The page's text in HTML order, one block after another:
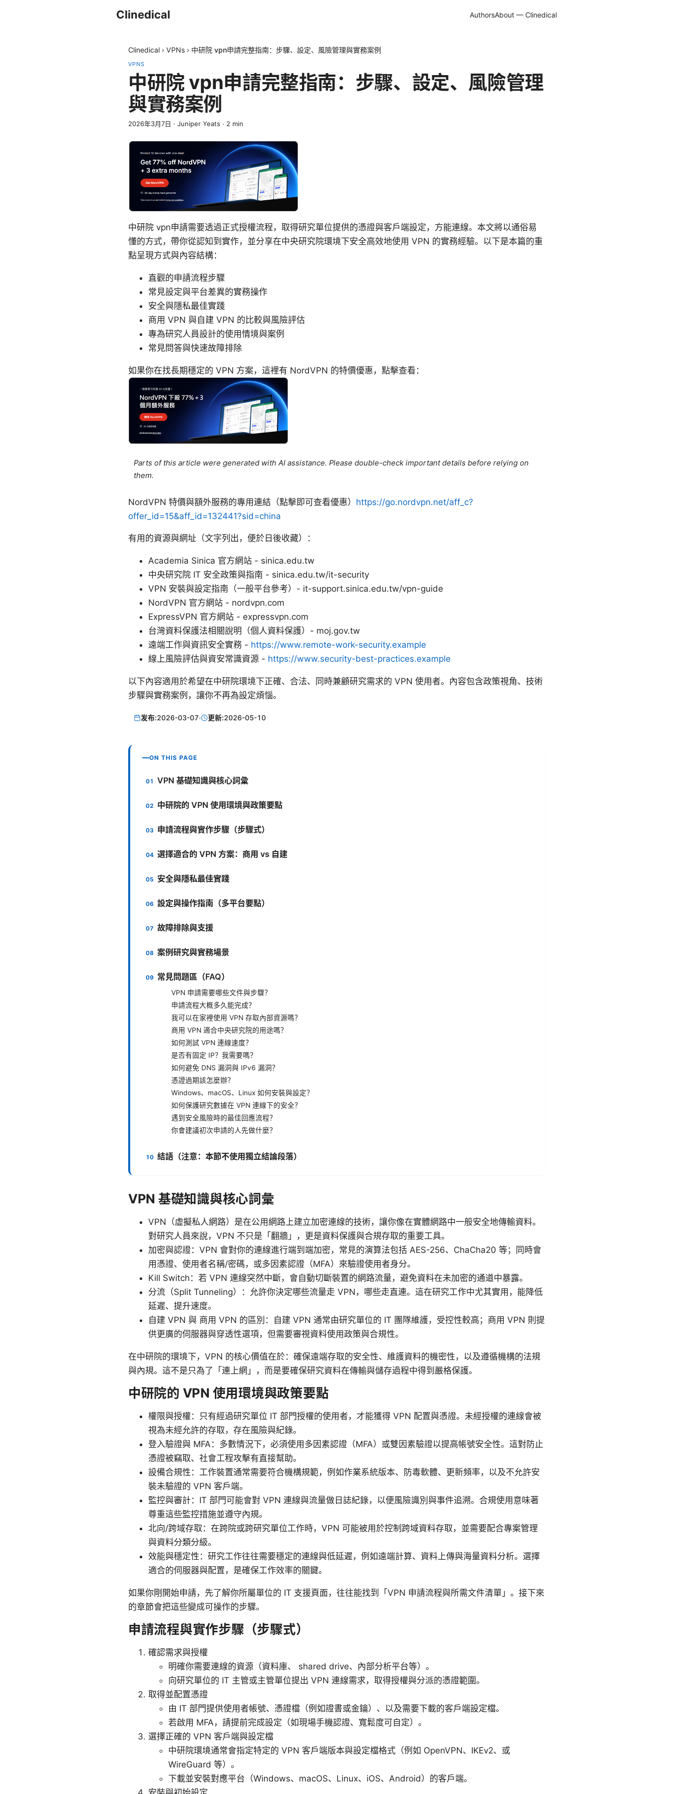
Clinedical AuthorsAbout — Clinedical
Clinedical › VPNs › 中研院 vpn申請完整指南：步驟、設定、風險管理與實務案例
VPNS
中研院 vpn申請完整指南：步驟、設定、風險管理
與實務案例
2026年3月7日 · Juniper Yeats · 2 min
中研院 vpn申請需要透過正式授權流程，取得研究單位提供的憑證與客戶端設定，方能連線。本文將以通俗易
懂的方式，帶你從認知到實作，並分享在中央研究院環境下安全高效地使用 VPN 的實務經驗。以下是本篇的重
點呈現方式與內容結構：
直觀的申請流程步驟
常見設定與平台差異的實務操作
安全與隱私最佳實踐
商用 VPN 與自建 VPN 的比較與風險評估
專為研究人員設計的使用情境與案例
常見問答與快速故障排除
如果你在找長期穩定的 VPN 方案，這裡有 NordVPN 的特價優惠，點擊查看：
Parts of this article were generated with AI assistance. Please double-check important details before relying on
them.
NordVPN 特價與額外服務的專用連結（點擊即可查看優惠） https://go.nordvpn.net/aff_c?
offer_id=15&aff_id=132441?sid=china
有用的資源與網址（文字列出，便於日後收藏）：
Academia Sinica 官方網站 - sinica.edu.tw
中央研究院 IT 安全政策與指南 - sinica.edu.tw/it-security
VPN 安裝與設定指南（一般平台參考）- it-support.sinica.edu.tw/vpn-guide
NordVPN 官方網站 - nordvpn.com
ExpressVPN 官方網站 - expressvpn.com
台灣資料保護法相關說明（個人資料保護）- moj.gov.tw
遠端工作與資訊安全實務 - https://www.remote-work-security.example
線上風險評估與資安常識資源 - https://www.security-best-practices.example
以下內容適用於希望在中研院環境下正確、合法、同時兼顧研究需求的 VPN 使用者。內容包含政策視角、技術
步驟與實務案例，讓你不再為設定煩惱。
发布:2026-03-07· 更新:2026-05-10
ON THIS PAGE
VPN 基礎知識與核心詞彙
中研院的 VPN 使用環境與政策要點
申請流程與實作步驟（步驟式）
選擇適合的 VPN 方案：商用 vs 自建
安全與隱私最佳實踐
設定與操作指南（多平台要點）
故障排除與支援
案例研究與實務場景
常見問題區（FAQ）
VPN 申請需要哪些文件與步驟？
申請流程大概多久能完成？
我可以在家裡使用 VPN 存取內部資源嗎？
商用 VPN 適合中央研究院的用途嗎？
如何測試 VPN 連線速度？
是否有固定 IP？我需要嗎？
如何避免 DNS 漏洞與 IPv6 漏洞？
憑證過期該怎麼辦？
Windows、macOS、Linux 如何安裝與設定？
如何保護研究數據在 VPN 連線下的安全？
遇到安全風險時的最佳回應流程？
你會建議初次申請的人先做什麼？
結語（注意：本節不使用獨立結論段落）
VPN 基礎知識與核心詞彙
VPN（虛擬私人網路）是在公用網路上建立加密連線的技術，讓你像在實體網路中一般安全地傳輸資料。
對研究人員來說，VPN 不只是「翻牆」，更是資料保護與合規存取的重要工具。
加密與認證：VPN 會對你的連線進行端到端加密，常見的演算法包括 AES-256、ChaCha20 等；同時會
用憑證、使用者名稱/密碼，或多因素認證（MFA）來驗證使用者身分。
Kill Switch：若 VPN 連線突然中斷，會自動切斷裝置的網路流量，避免資料在未加密的通道中暴露。
分流（Split Tunneling）：允許你決定哪些流量走 VPN，哪些走直連。這在研究工作中尤其實用，能降低
延遲、提升速度。
自建 VPN 與 商用 VPN 的區別：自建 VPN 通常由研究單位的 IT 團隊維護，受控性較高；商用 VPN 則提
供更廣的伺服器與穿透性選項，但需要審視資料使用政策與合規性。
在中研院的環境下，VPN 的核心價值在於：確保遠端存取的安全性、維護資料的機密性，以及遵循機構的法規
與內規。這不是只為了「連上網」，而是要確保研究資料在傳輸與儲存過程中得到嚴格保護。
中研院的 VPN 使用環境與政策要點
權限與授權：只有經過研究單位 IT 部門授權的使用者，才能獲得 VPN 配置與憑證。未經授權的連線會被
視為未經允許的存取，存在風險與紀錄。
登入驗證與 MFA：多數情況下，必須使用多因素認證（MFA）或雙因素驗證以提高帳號安全性。這對防止
憑證被竊取、社會工程攻擊有直接幫助。
設備合規性：工作裝置通常需要符合機構規範，例如作業系統版本、防毒軟體、更新頻率，以及不允許安
裝未驗證的 VPN 客戶端。
監控與審計：IT 部門可能會對 VPN 連線與流量做日誌紀錄，以便風險識別與事件追溯。合規使用意味著
尊重這些監控措施並遵守內規。
北向/跨域存取：在跨院或跨研究單位工作時，VPN 可能被用於控制跨域資料存取，並需要配合專案管理
與資料分類分級。
效能與穩定性：研究工作往往需要穩定的連線與低延遲，例如遠端計算、資料上傳與海量資料分析。選擇
適合的伺服器與配置，是確保工作效率的關鍵。
如果你剛開始申請，先了解你所屬單位的 IT 支援頁面，往往能找到「VPN 申請流程與所需文件清單」。接下來
的章節會把這些變成可操作的步驟。
申請流程與實作步驟（步驟式）
確認需求與授權
明確你需要連線的資源（資料庫、 shared drive、內部分析平台等）。
向研究單位的 IT 主管或主管單位提出 VPN 連線需求，取得授權與分派的憑證範圍。
取得並配置憑證
由 IT 部門提供使用者帳號、憑證檔（例如證書或金鑰）、以及需要下載的客戶端設定檔。
若啟用 MFA，請提前完成設定（如現場手機認證、寬鬆度可自定）。
選擇正確的 VPN 客戶端與設定檔
中研院環境通常會指定特定的 VPN 客戶端版本與設定檔格式（例如 OpenVPN、IKEv2、或
WireGuard 等）。
下載並安裝對應平台（Windows、macOS、Linux、iOS、Android）的客戶端。